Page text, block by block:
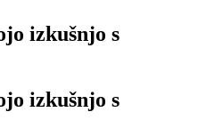
izkušnjo s
izkušnjo s